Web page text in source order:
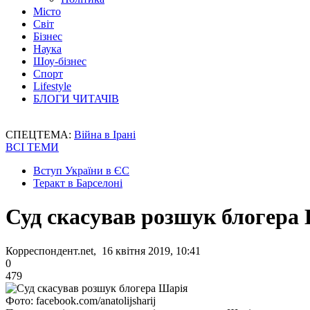
Місто
Світ
Бізнес
Наука
Шоу-бізнес
Спорт
Lifestyle
БЛОГИ ЧИТАЧІВ
СПЕЦТЕМА: Війна в Ірані
ВСІ ТЕМИ
Вступ України в ЄС
Теракт в Барселоні
Суд скасував розшук
Корреспондент.net, 16 квітня 2019, 10:41
0
479
Фото: facebook.com/anatolijsharij